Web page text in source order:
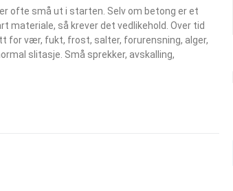
ofte små ut i starten. Selv om betong er et
materiale, så krever det vedlikehold. Over tid
for vær, fukt, frost, salter, forurensning, alger,
slitasje. Små sprekker, avskalling,